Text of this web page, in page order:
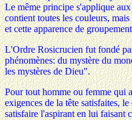
Le même principe s'applique
contient toutes les couleurs,
et cette apparence de
L'Ordre Rosicrucien fut fondé
phénomènes: du mystère du
les mystères de Dieu".
Pour tout homme ou femme qui
exigences de la tête satisfaites,
satisfaire l'aspirant en lui faisant